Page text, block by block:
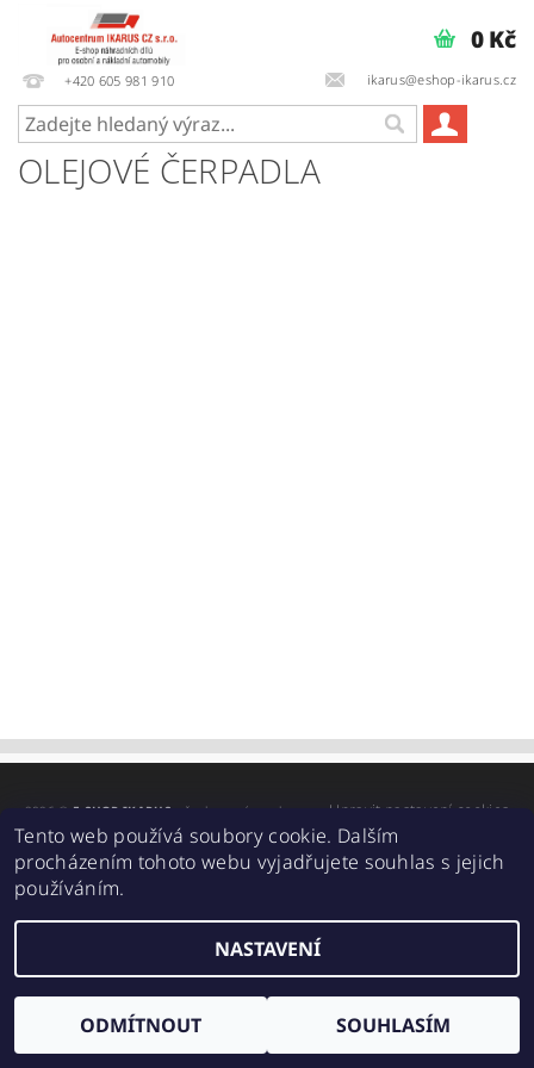
+420 605 981 910 ikarus@eshop-ikarus.cz
0 Kč
OLEJOVÉ ČERPADLA
2026 © E-SHOP IKARUS , všechna práva vyhrazena Upravit nastavení cookies
Vytvořil Shoptet
Tento web používá soubory cookie. Dalším
procházením tohoto webu vyjadřujete souhlas s jejich
používáním.
NASTAVENÍ
ODMÍTNOUT SOUHLASÍM